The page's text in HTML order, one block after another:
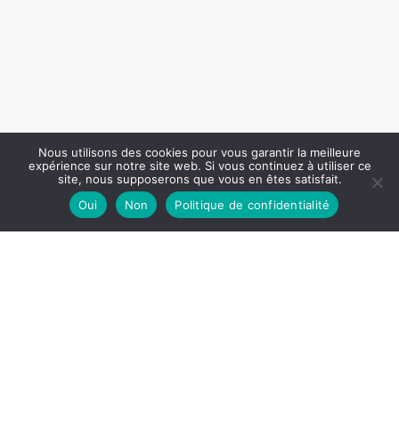
Nous utilisons des cookies pour vous garantir la meilleure
expérience sur notre site web. Si vous continuez à utiliser ce
site, nous supposerons que vous en êtes satisfait.
Oui
Non Politique de confidentialité